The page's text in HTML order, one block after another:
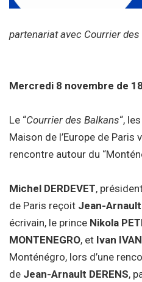
Evénement
partenariat avec Courrier des
Mercredi 8 novembre de
Le “Courrier des Balkans“,
Maison de l’Europe de Paris
rencontre autour du
Michel DERDEVET,
de Paris reçoit Jean-Arnault
écrivain, le prince Nikola
MONTENEGRO, et Ivan
Monténégro, lors d’une
de Jean-Arnault DERENS,